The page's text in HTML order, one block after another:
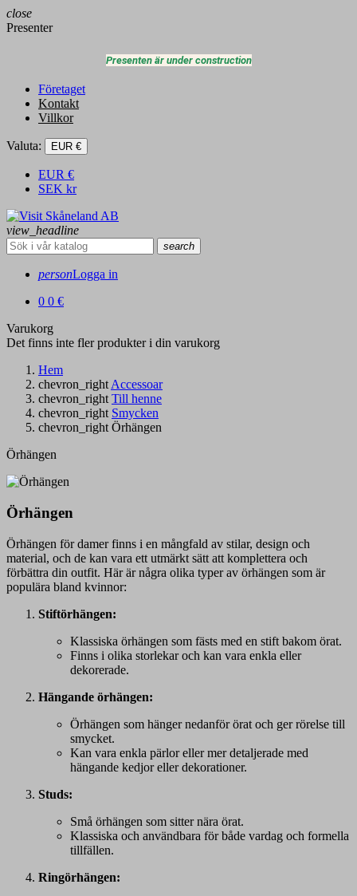
close
Presenter
Presenten är under construction
Företaget
Kontakt
Villkor
Valuta: EUR €
EUR €
SEK kr
view_headline
search
personLogga in
0 0 €
Varukorg
Det finns inte fler produkter i din varukorg
Hem
chevron_rightAccessoar
chevron_right Till henne
chevron_right Smycken
chevron_right Örhängen
Örhängen
Örhängen
Örhängen för damer finns i en mångfald av stilar, design och
material, och de kan vara ett utmärkt sätt att komplettera och
förbättra din outfit. Här är några olika typer av örhängen som är
populära bland kvinnor:
Stiftörhängen:
Klassiska örhängen som fästs med en stift bakom örat.
Finns i olika storlekar och kan vara enkla eller
dekorerade.
Hängande örhängen:
Örhängen som hänger nedanför örat och ger rörelse till
smycket.
Kan vara enkla pärlor eller mer detaljerade med
hängande kedjor eller dekorationer.
Studs:
Små örhängen som sitter nära örat.
Klassiska och användbara för både vardag och formella
tillfällen.
Ringörhängen: